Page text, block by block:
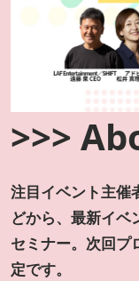
>>>
注目イベント主催
どから、最新イベ
セミナー。次回プ
定です。